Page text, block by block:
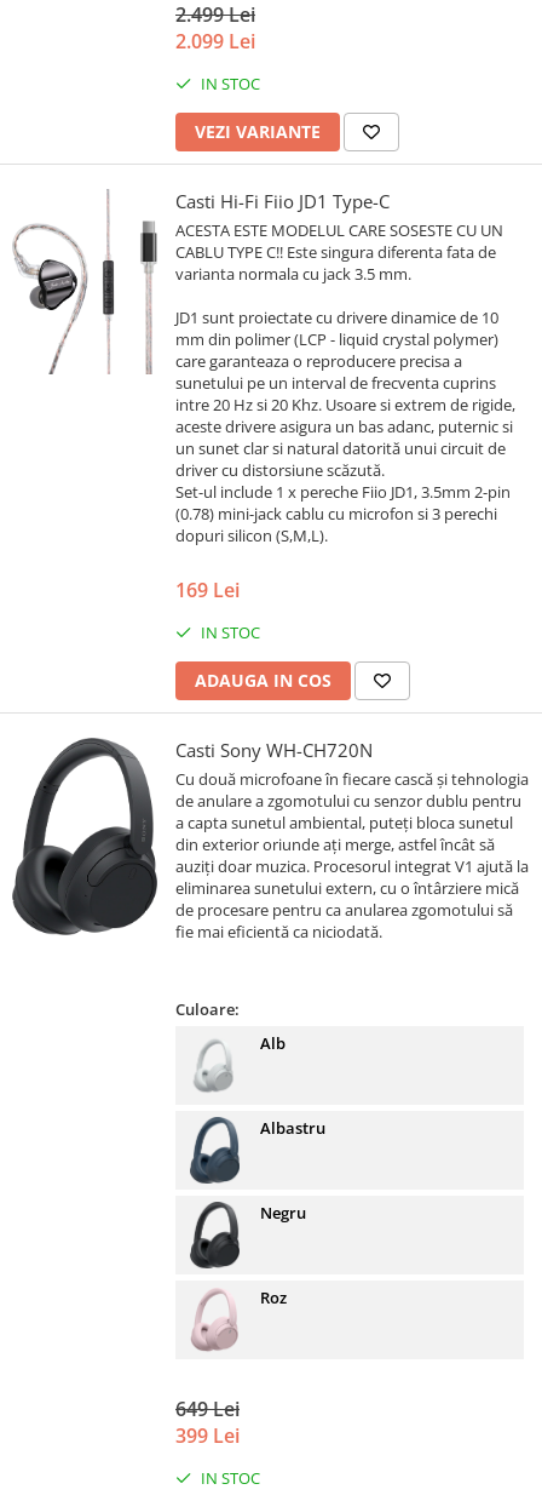
2.499 Lei
2.099 Lei
IN STOC
VEZI VARIANTE
Casti Hi-Fi Fiio JD1 Type-C
ACESTA ESTE MODELUL CARE SOSESTE CU UN
CABLU TYPE C!! Este singura diferenta fata de
varianta normala cu jack 3.5 mm.
JD1 sunt proiectate cu drivere dinamice de 10
mm din polimer (LCP - liquid crystal polymer)
care garanteaza o reproducere precisa a
sunetului pe un interval de frecventa cuprins
intre 20 Hz si 20 Khz. Usoare si extrem de rigide,
aceste drivere asigura un bas adanc, puternic si
un sunet clar si natural datorită unui circuit de
driver cu distorsiune scăzută.
Set-ul include 1 x pereche Fiio JD1, 3.5mm 2-pin
(0.78) mini-jack cablu cu microfon si 3 perechi
dopuri silicon (S,M,L).
169 Lei
IN STOC
ADAUGA IN COS
Casti Sony WH-CH720N
Cu două microfoane în fiecare cască și tehnologia
de anulare a zgomotului cu senzor dublu pentru
a capta sunetul ambiental, puteți bloca sunetul
din exterior oriunde ați merge, astfel încât să
auziți doar muzica. Procesorul integrat V1 ajută la
eliminarea sunetului extern, cu o întârziere mică
de procesare pentru ca anularea zgomotului să
fie mai eficientă ca niciodată.
Culoare:
Alb
Albastru
Negru
Roz
649 Lei
399 Lei
IN STOC